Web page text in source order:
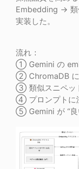
Embedding → 類
実装した。
流れ：
① Gemini の
② ChromaDB に
③ 類似スニペッ
④ プロンプトに